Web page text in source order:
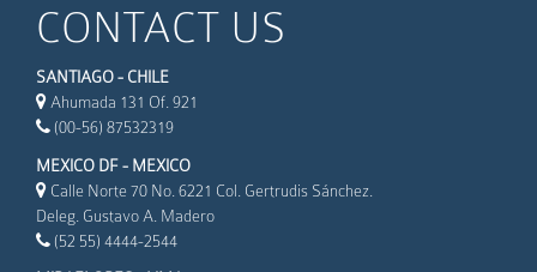
CONTACT US
SANTIAGO - CHILE
Ahumada 131 Of. 921
(00-56) 87532319
MEXICO DF - MEXICO
Calle Norte 70 No. 6221 Col. Gertrudis Sánchez.
Deleg. Gustavo A. Madero
(52 55) 4444-2544